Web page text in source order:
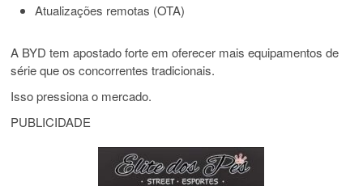
Atualizações remotas (OTA)
A BYD tem apostado forte em oferecer mais equipamentos de
série que os concorrentes tradicionais.
Isso pressiona o mercado.
PUBLICIDADE